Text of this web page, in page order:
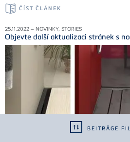
BEITRÄGE
ČÍST ČLÁNEK
25.11.2022 – NOVINKY, STORIES
Objevte další aktualizaci stránek s